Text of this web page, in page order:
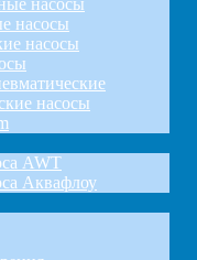
насосы
насосы
насосы
насосы
AWT
Аквафлоу